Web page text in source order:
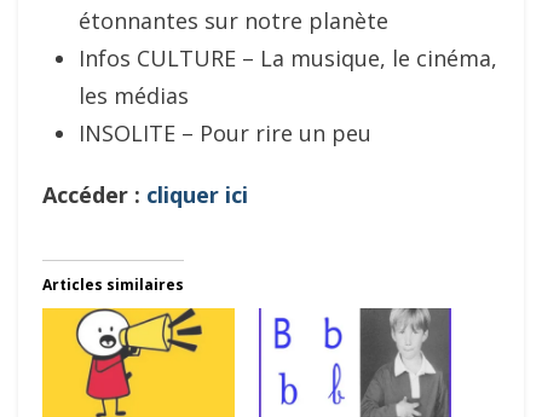
étonnantes sur notre planète
Infos CULTURE – La musique, le cinéma,
les médias
INSOLITE – Pour rire un peu
Accéder : cliquer ici
Articles similaires